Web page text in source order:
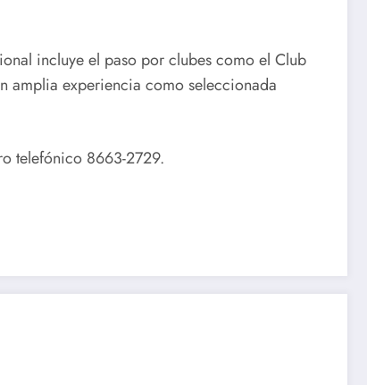
incluye el paso por clubes como el Club
amplia experiencia como seleccionada
telefónico 8663-2729.